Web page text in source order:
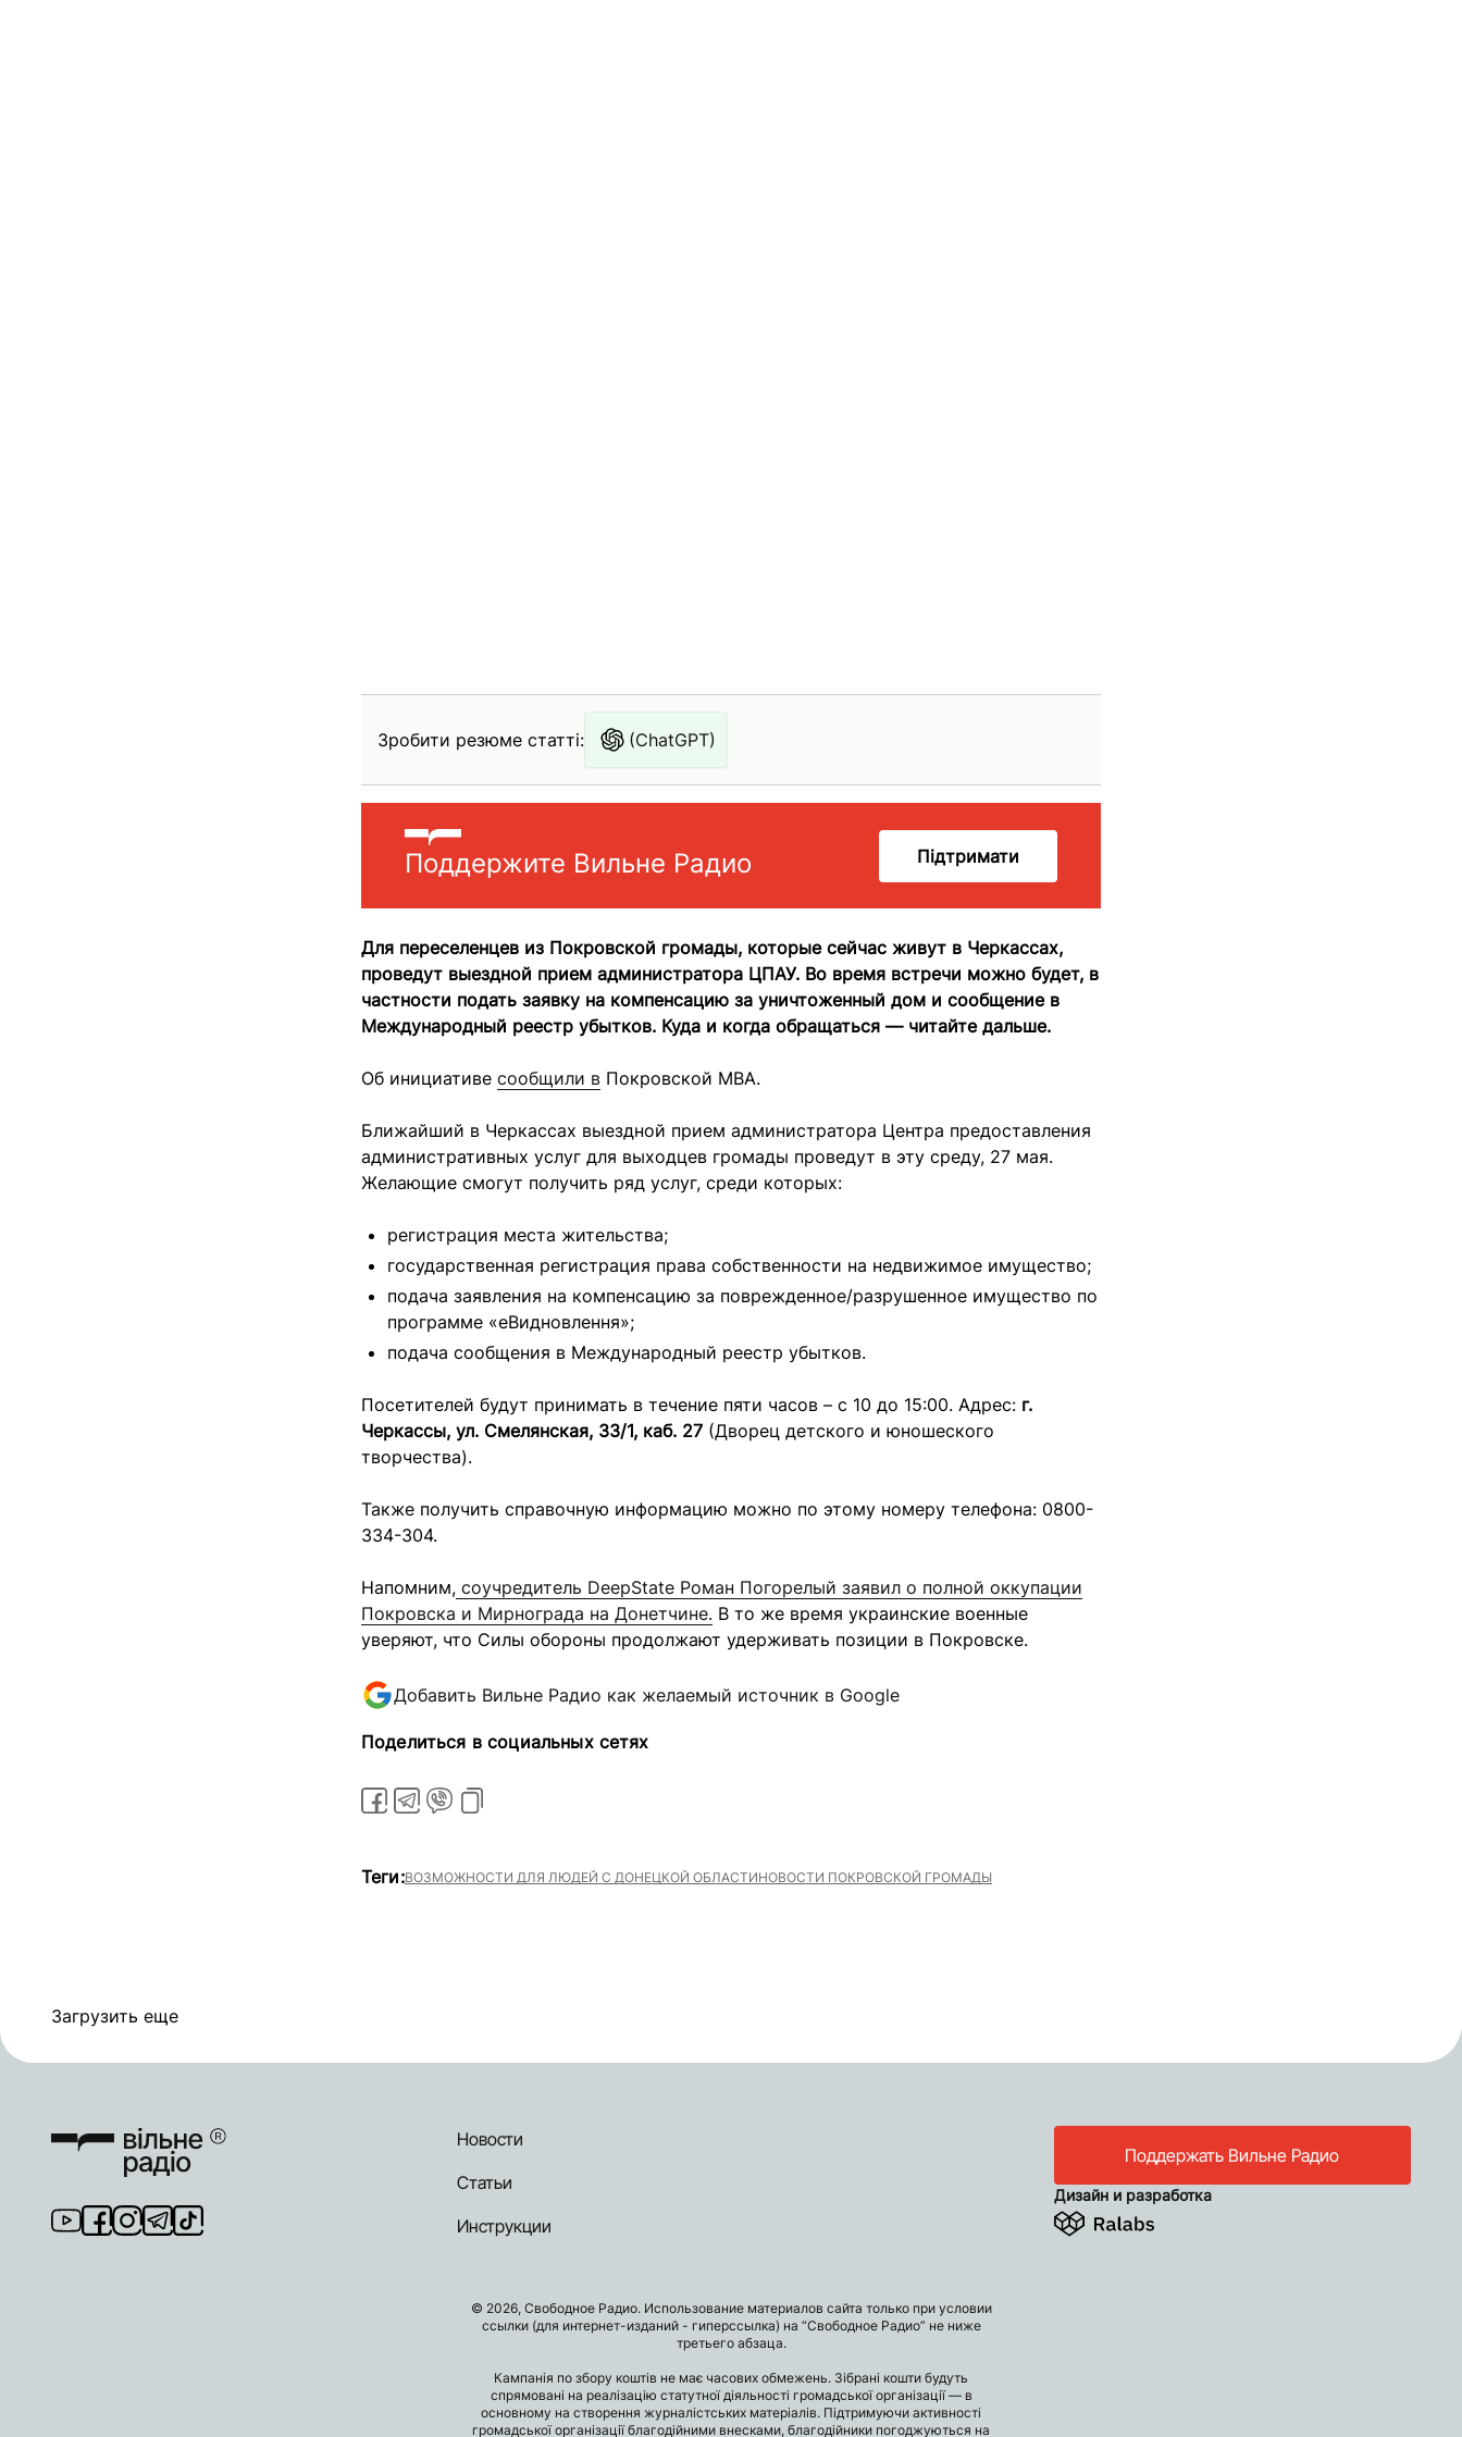
Зробити резюме статті: (ChatGPT)
Поддержите Вильне Радио Підтримати
Для переселенцев из Покровской громады, которые сейчас живут в Черкассах,
проведут выездной прием администратора ЦПАУ. Во время встречи можно будет, в
частности подать заявку на компенсацию за уничтоженный дом и сообщение в
Международный реестр убытков. Куда и когда обращаться — читайте дальше.
Об инициативе сообщили в Покровской МВА.
Ближайший в Черкассах выездной прием администратора Центра предоставления
административных услуг для выходцев громады проведут в эту среду, 27 мая.
Желающие смогут получить ряд услуг, среди которых:
регистрация места жительства;
государственная регистрация права собственности на недвижимое имущество;
подача заявления на компенсацию за поврежденное/разрушенное имущество по
программе «еВидновлення»;
подача сообщения в Международный реестр убытков.
Посетителей будут принимать в течение пяти часов – с 10 до 15:00. Адрес: г.
Черкассы, ул. Смелянская, 33/1, каб. 27 (Дворец детского и юношеского
творчества).
Также получить справочную информацию можно по этому номеру телефона: 0800-
334-304.
Напомним, соучредитель DeepState Роман Погорелый заявил о полной оккупации
Покровска и Мирнограда на Донетчине. В то же время украинские военные
уверяют, что Силы обороны продолжают удерживать позиции в Покровске.
Добавить Вильне Радио как желаемый источник в Google
Поделиться в социальных сетях
Теги:ВОЗМОЖНОСТИ ДЛЯ ЛЮДЕЙ С ДОНЕЦКОЙ ОБЛАСТИНОВОСТИ ПОКРОВСКОЙ ГРОМАДЫ
Загрузить еще
Новости
Статьи
Инструкции
Поддержать Вильне Радио
Дизайн и разработка
© 2026, Свободное Радио. Использование материалов сайта только при условии
ссылки (для интернет-изданий - гиперссылка) на “Свободное Радио” не ниже
третьего абзаца.
Кампанія по збору коштів не має часових обмежень. Зібрані кошти будуть
спрямовані на реалізацію статутної діяльності громадської організації — в
основному на створення журналістських матеріалів. Підтримуючи активності
громадської організації благодійними внесками, благодійники погоджуються на